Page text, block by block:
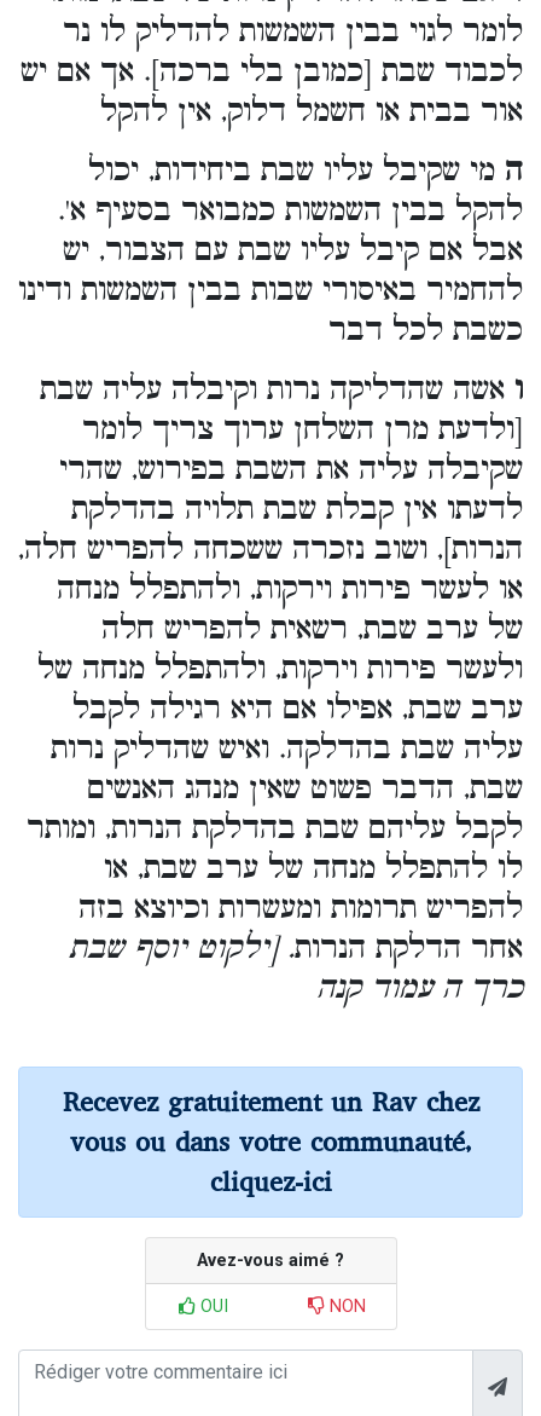
לומר לגוי בבין השמשות להדליק לו נר
לכבוד שבת [כמובן בלי ברכה]. אך אם יש
אור בבית או חשמל דלוק, אין להקל
ה מי שקיבל עליו שבת ביחידות, יכול
להקל בבין השמשות כמבואר בסעיף א'.
אבל אם קיבל עליו שבת עם הצבור, יש
להחמיר באיסורי שבות בבין השמשות ודינו
כשבת לכל דבר
ו אשה שהדליקה נרות וקיבלה עליה שבת
[ולדעת מרן השלחן ערוך צריך לומר
שקיבלה עליה את השבת בפירוש, שהרי
לדעתו אין קבלת שבת תלויה בהדלקת
הנרות], ושוב נזכרה ששכחה להפריש חלה,
או לעשר פירות וירקות, ולהתפלל מנחה
של ערב שבת, רשאית להפריש חלה
ולעשר פירות וירקות, ולהתפלל מנחה של
ערב שבת, אפילו אם היא רגילה לקבל
עליה שבת בהדלקה. ואיש שהדליק נרות
שבת, הדבר פשוט שאין מנהג האנשים
לקבל עליהם שבת בהדלקת הנרות, ומותר
לו להתפלל מנחה של ערב שבת, או
להפריש תרומות ומעשרות וכיוצא בזה
אחר הדלקת הנרות. [ילקוט יוסף שבת
כרך ה עמוד קנה
Recevez gratuitement un Rav chez
vous ou dans votre communauté,
cliquez-ici
Avez-vous aimé ?
OUI NON